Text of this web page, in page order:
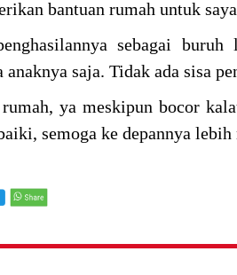
bantuan rumah untuk
sebagai
saja. Tidak ada sisa
ya meskipun bocor
semoga ke depannya